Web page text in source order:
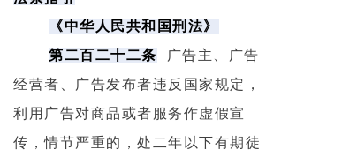
《中华人民共和国刑法》
第二百二十二条 广告主、广告
经营者、广告发布者违反国家规定，
利用广告对商品或者服务作虚假宣
传，情节严重的，处二年以下有期徒